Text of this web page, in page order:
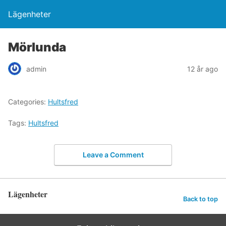
Lägenheter
Mörlunda
admin 12 år ago
Categories: Hultsfred
Tags: Hultsfred
Leave a Comment
Lägenheter Back to top